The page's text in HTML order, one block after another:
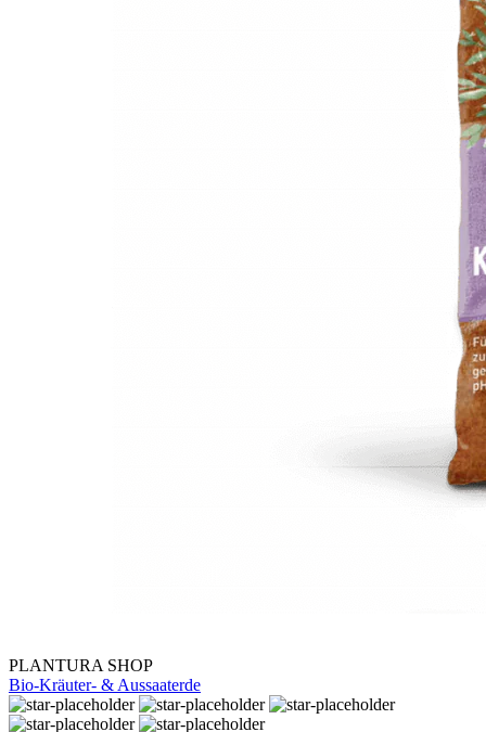
PLANTURA SHOP
Bio-Kräuter- & Aussaaterde